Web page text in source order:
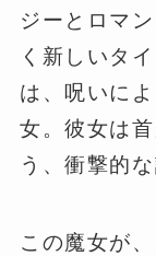
ジーとロマ
く新しいタ
は、呪いに
女。彼女は
う、衝撃的
この魔女が